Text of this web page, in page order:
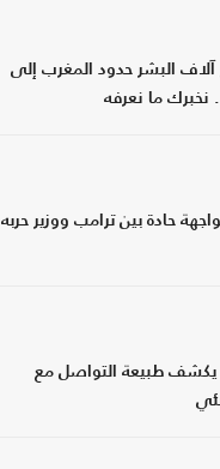
البشر حدود المغرب إلى
ما نعرفه
حادة بين ترامب ووزير حربه
يكشف طبيعة التواصل مع